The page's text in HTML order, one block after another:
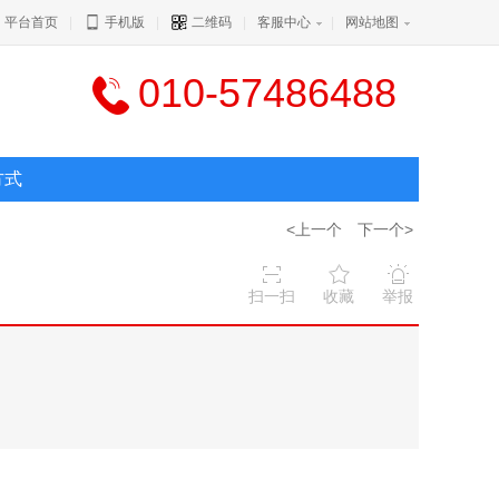
平台首页 手机版 二维码 客服中心 网站地图
010-57486488
式
<上一个 下一个>
扫一扫 收藏 举报